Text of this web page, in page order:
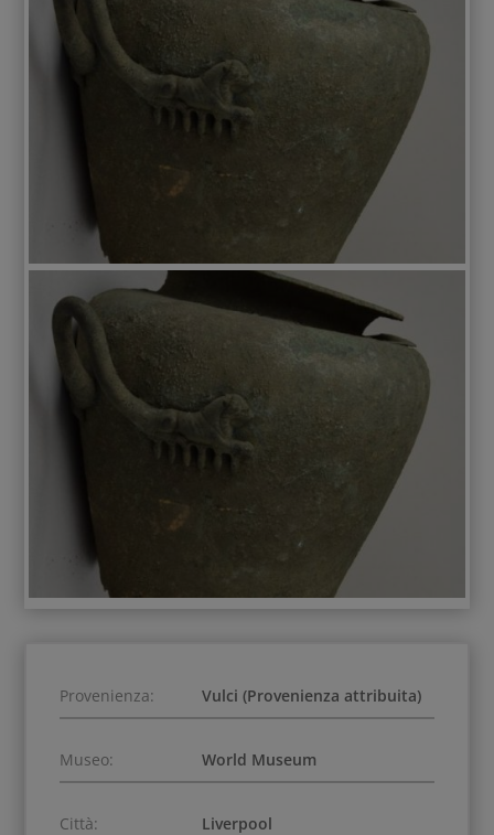
Provenienza: Vulci (Provenienza attribuita)
Museo: World Museum
Città: Liverpool